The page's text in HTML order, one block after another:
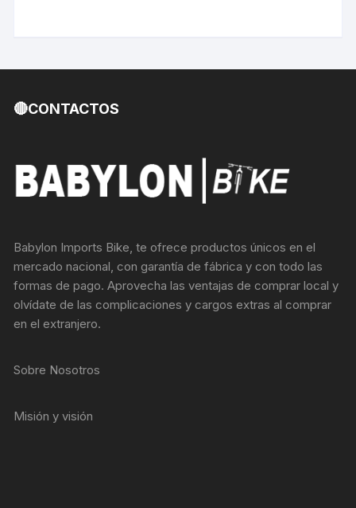
🔴CONTACTOS
Babylon Imports Bike, te ofrece productos únicos en el
mercado nacional, con garantía de fábrica y con todo las
formas de pago. Aprovecha las ventajas de comprar local y
olvídate de las complicaciones y cargos extras al comprar
en el extranjero.
Sobre Nosotros
Misión y visión